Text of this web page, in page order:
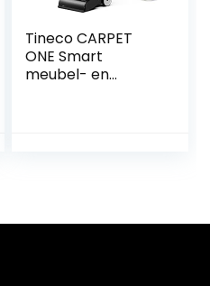
Tineco CARPET
ONE Smart
meubel- en